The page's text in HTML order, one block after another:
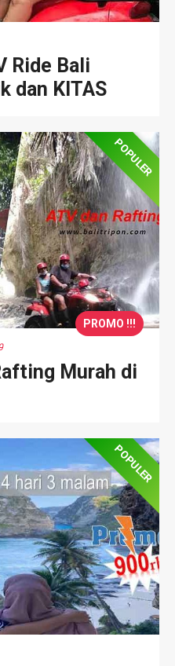
Ride Bali
dan KITAS
POPULER
PROMO !!!
Murah di
POPULER